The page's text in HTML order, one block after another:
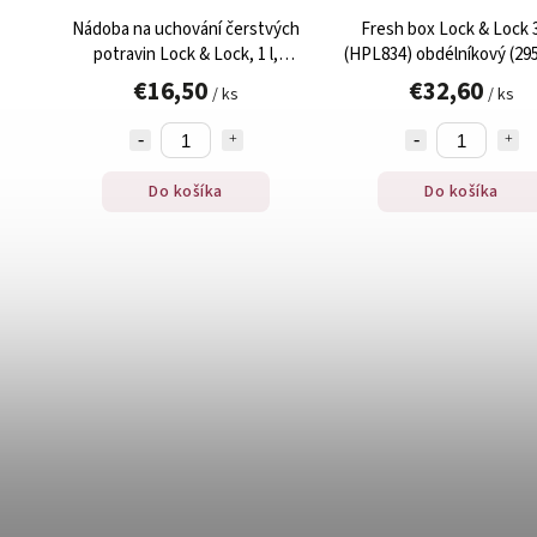
Nádoba na uchování čerstvých
potravin Lock & Lock, 1 l,
klasická, obdélníková 205 x 134 x
69 mm, se 3 přihrádkami, 1 ks
€16,50 / ks
Do košíka
Fresh box Lock & Lock
(HPL834) obdélníkový
x 84 mm) s odtokovou
1ks
€32,60 / ks
Do košíka